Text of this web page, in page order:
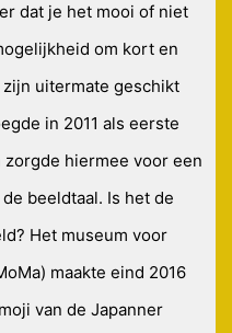
dat je het mooi of niet
om kort en
uitermate geschikt
in 2011 als eerste
hiermee voor een
beeldtaal. Is het de
Het museum voor
maakte eind 2016
van de Japanner